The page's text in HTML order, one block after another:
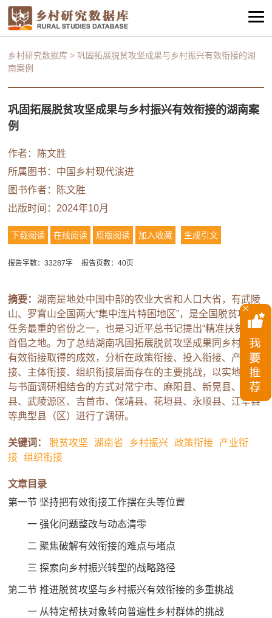
乡村研究数据库 >巩固拓展脱贫攻坚成果与乡村振兴有效衔接的湖
南案例
巩固拓展脱贫攻坚成果与乡村振兴有效衔接的湖南案
例
作者：
陈文胜
所属图书： 中国乡村现代演进
图书作者：
陈文胜
出版时间：2024年10月
下载阅读 在线阅读 原版阅读 加入收藏 生成引文
报告字数：33287字 报告页数：40页
摘要： 湖南是地处中国中部的农业大省和人口大省，有武陵
山、罗霄山全国两大“集中连片特困地区”，是全国脱贫攻坚
任务最重的省份之一，也是习近平总书记提出“精准扶贫”的
首倡之地。为了总结湖南巩固拓展脱贫攻坚成果同乡村振兴
有效衔接取得的成效，分析在政策衔接、投入衔接、产业衔
接、主体衔接、组织衔接层面存在的主要挑战，以实地调查
与书面调研相结合的方式对常宁市、麻阳县、新晃县、靖州
县、武陵源区、吉首市、保靖县、花垣县、永顺县、江华县
等典型县（区）进行了调研。
关键词： 脱贫攻坚 湖南省 乡村振兴 政策衔接
产业衔
接
组织衔接
文章目录
第一节 坚持把有效衔接工作摆在头等位置
一 强化问题整改与动态清零
二 聚焦破解有效衔接的难点与堵点
三 探索向乡村振兴转型的战略路径
第二节 推进脱贫攻坚与乡村振兴有效衔接的多重挑战
一 从特定帮扶对象转向普遍性乡村群体的挑战